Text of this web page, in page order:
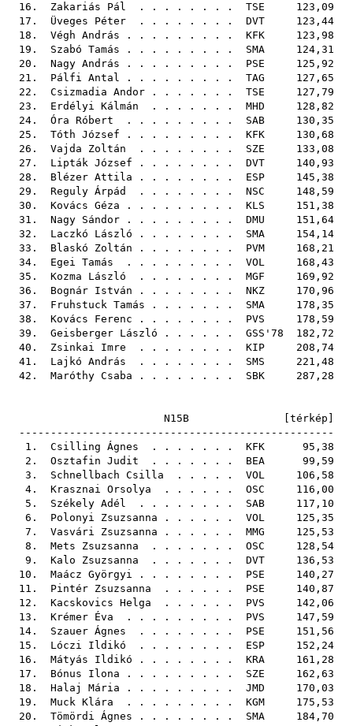
16. Zakariás Pál . . . . . . . . TSE 123,09
17. Üveges Péter . . . . . . . . DVT 123,44
18. Végh András . . . . . . . . . KFK 123,98
19. Szabó Tamás . . . . . . . . . SMA 124,31
20. Nagy András . . . . . . . . . PSE 125,92
21. Pálfi Antal . . . . . . . . . TAG 127,65
22. Csizmadia Andor . . . . . . . TSE 127,79
23. Erdélyi Kálmán . . . . . . . MHD 128,82
24. Óra Róbert . . . . . . . . . SAB 130,35
25. Tóth József . . . . . . . . . KFK 130,68
26. Vajda Zoltán . . . . . . . . SZE 133,08
27. Lipták József . . . . . . . . DVT 140,93
28. Blézer Attila . . . . . . . . ESP 145,38
29. Reguly Árpád . . . . . . . . NSC 148,59
30. Kovács Géza . . . . . . . . . KLS 151,38
31. Nagy Sándor . . . . . . . . . DMU 151,64
32. Laczkó László . . . . . . . . SMA 154,14
33. Blaskó Zoltán . . . . . . . . PVM 168,21
34. Egei Tamás . . . . . . . . . VOL 168,43
35. Kozma László . . . . . . . . MGF 169,92
36. Bognár István . . . . . . . . NKZ 170,96
37. Fruhstuck Tamás . . . . . . . SMA 178,35
38. Kovács Ferenc . . . . . . . . PVS 178,59
39. Geisberger László . . . . . . GSS'78 182,72
40. Zsinkai Imre . . . . . . . . KIP 208,74
41. Lajkó András . . . . . . . . SMS 221,48
42. Maróthy Csaba . . . . . . . . SBK 287,28
N15B [ térkép
--------------------------------------------------
1. Csilling Ágnes . . . . . . . KFK 95,38
2. Osztafin Judit . . . . . . . BEA 99,59
3. Schnellbach Csilla . . . . . VOL 106,58
4. Krasznai Orsolya . . . . . . OSC 116,00
5. Székely Adél . . . . . . . . SAB 117,10
6. Polonyi Zsuzsanna . . . . . . VOL 125,35
7. Vasvári Zsuzsanna . . . . . . MMG 125,53
8. Mets Zsuzsanna . . . . . . . OSC 128,54
9. Kalo Zsuzsanna . . . . . . . DVT 136,53
10. Maácz Györgyi . . . . . . . . PSE 140,27
11. Pintér Zsuzsanna . . . . . . PSE 140,87
12. Kacskovics Helga . . . . . . PVS 142,06
13. Krémer Éva . . . . . . . . . PVS 147,59
14. Szauer Ágnes . . . . . . . . PSE 151,56
15. Lóczi Ildikó . . . . . . . . ESP 152,24
16. Mátyás Ildikó . . . . . . . . KRA 161,28
17. Bónus Ilona . . . . . . . . . SZE 162,63
18. Halaj Mária . . . . . . . . . JMD 170,03
19. Muck Klára . . . . . . . . . KGM 175,53
20. Tömördi Ágnes . . . . . . . . SMA 184,70